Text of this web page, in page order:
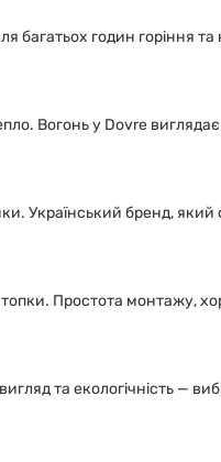
багатьох годин горіння та
Вогонь у Dovre
Український бренд, який
Простота монтажу,
та екологічність —